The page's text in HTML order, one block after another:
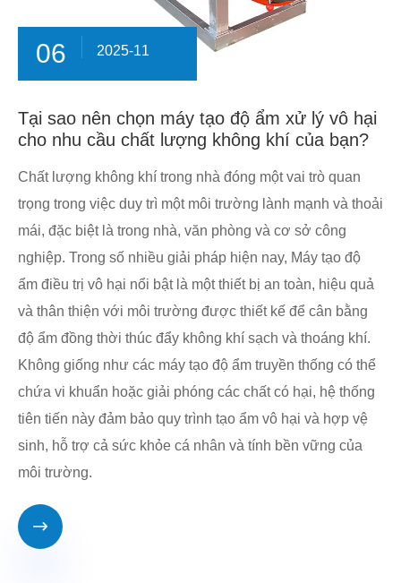
06 2025-11
Tại sao nên chọn máy tạo độ ẩm xử lý vô hại
cho nhu cầu chất lượng không khí của bạn?
Chất lượng không khí trong nhà đóng một vai trò quan
trọng trong việc duy trì một môi trường lành mạnh và thoải
mái, đặc biệt là trong nhà, văn phòng và cơ sở công
nghiệp. Trong số nhiều giải pháp hiện nay, Máy tạo độ
ẩm điều trị vô hại nổi bật là một thiết bị an toàn, hiệu quả
và thân thiện với môi trường được thiết kế để cân bằng
độ ẩm đồng thời thúc đẩy không khí sạch và thoáng khí.
Không giống như các máy tạo độ ẩm truyền thống có thể
chứa vi khuẩn hoặc giải phóng các chất có hại, hệ thống
tiên tiến này đảm bảo quy trình tạo ẩm vô hại và hợp vệ
sinh, hỗ trợ cả sức khỏe cá nhân và tính bền vững của
môi trường.
